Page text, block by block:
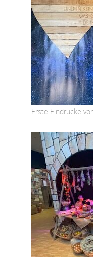
Erste Eindrücke